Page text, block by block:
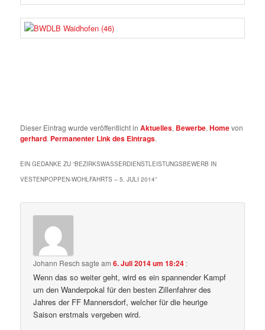
Dieser Eintrag wurde veröffentlicht inAktuelles, Bewerbe,Homevon
gerhard. Permanenter Link des Eintrags.
EIN GEDANKE ZU “BEZIRKSWASSERDIENSTLEISTUNGSBEWERB IN
VESTENPOPPEN-WOHLFAHRTS – 5. JULI 2014”
Johann Resch sagte am6. Juli 2014 um 18:24 :
Wenn das so weiter geht, wird es ein spannender Kampf
um den Wanderpokal für den besten Zillenfahrer des
Jahres der FF Mannersdorf, welcher für die heurige
Saison erstmals vergeben wird.